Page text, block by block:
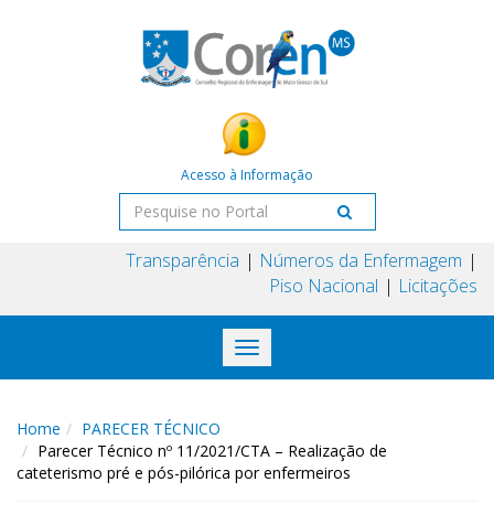
Acesso à Informação
Transparência
Números da Enfermagem
Piso Nacional
Licitações
Toggle
navigation
Home
PARECER TÉCNICO
Parecer Técnico nº 11/2021/CTA – Realização de
cateterismo pré e pós-pilórica por enfermeiros